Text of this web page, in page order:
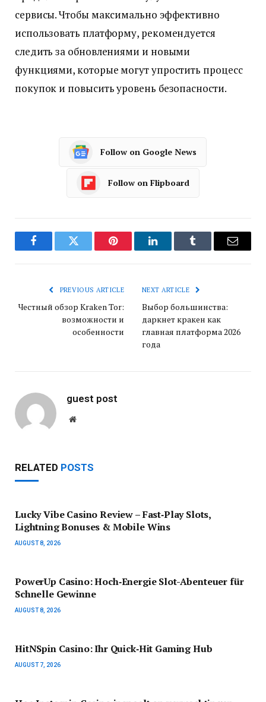
сервисы. Чтобы максимально эффективно
использовать платформу, рекомендуется
следить за обновлениями и новыми
функциями, которые могут упростить процесс
покупок и повысить уровень безопасности.
Follow on Google News
Follow on Flipboard
FacebookTwitter Pinterest LinkedInTumblr Email
PREVIOUS ARTICLE
Честный обзор Kraken Tor:
возможности и
особенности
NEXT ARTICLE
Выбор большинства:
даркнет кракен как
главная платформа 2026
года
guest post
Website
RELATED POSTS
Lucky Vibe Casino Review – Fast‑Play Slots,
Lightning Bonuses & Mobile Wins
AUGUST 8, 2026
PowerUp Casino: Hoch‑Energie Slot-Abenteuer für
Schnelle Gewinne
AUGUST 8, 2026
HitNSpin Casino: Ihr Quick‑Hit Gaming Hub
AUGUST 7, 2026